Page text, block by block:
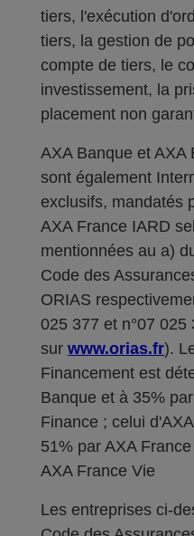
tiers, l'exécution
tiers, la gestion de
compte de tiers, le
investissement, la
placement non
AXA Banque et AXA
sont également
exclusifs, mandatés
AXA France IARD
mentionnées au a)
Code des
ORIAS
025 377 et n°07 025
sur www.orias.fr).
Financement est
Banque et à 35%
Finance ; celui
51% par AXA
AXA France Vie
Les entreprises ci-